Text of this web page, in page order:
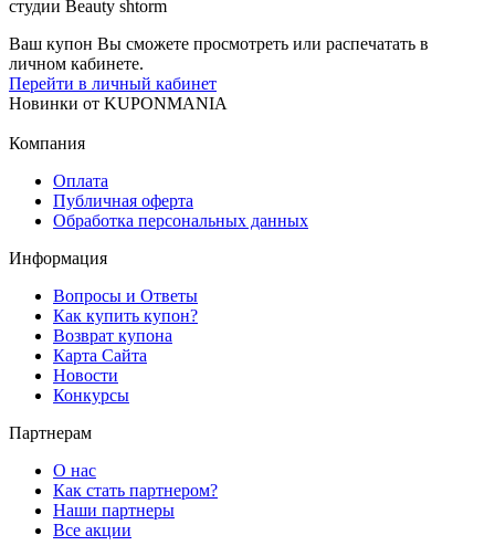
студии Beauty shtorm
Ваш купон Вы сможете просмотреть или распечатать в
личном кабинете.
Перейти в личный кабинет
Новинки от KUPONMANIA
Компания
Оплата
Публичная оферта
Обработка персональных данных
Информация
Вопросы и Ответы
Как купить купон?
Возврат купона
Карта Сайта
Новости
Конкурсы
Партнерам
О нас
Как стать партнером?
Наши партнеры
Все акции